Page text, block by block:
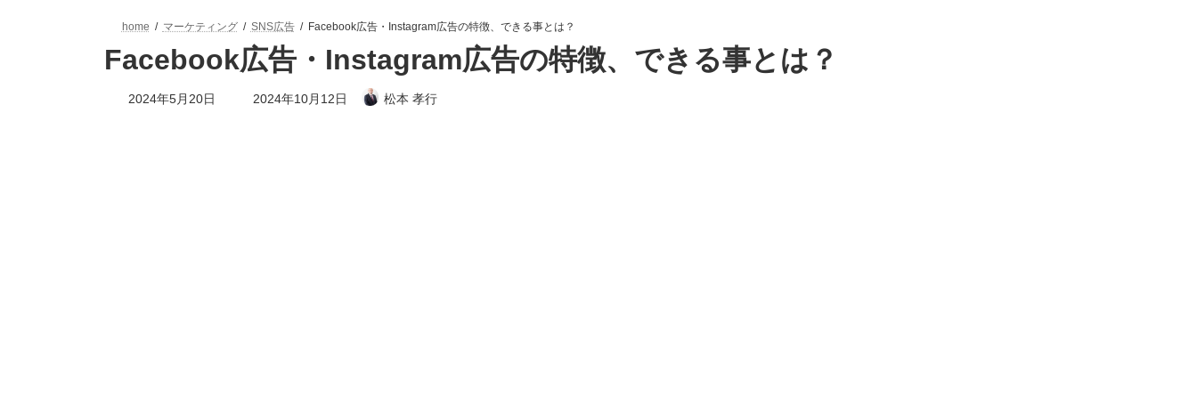
home マーケティング SNS広告 Facebook広告・Instagram広告の特徴、できる事とは？
Facebook広告・Instagram広告の特徴、できる事とは？
2024年5月20日
最
終
2024年10月12日 松本 孝行